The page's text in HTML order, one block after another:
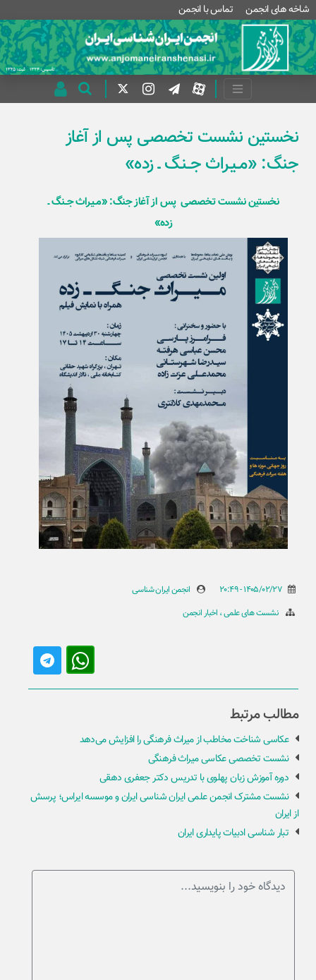
شاخه های انجمن تماس با انجمن
نخستین نشست تخصصی پس از آغاز
جنگ: «مــیـراث جــنـگ ـ زده»
نخستین نشست تخصصی پس از آغاز جنگ: «مــیـراث جــنـگ ـ
زده»
انجمن ایران شناسی
نشست های علمی اخبار انجمن
مطالب مرتبط
عکاسی شناخت مخاطب از میراث فرهنگی را افزایش می‌دهد
نشست تخصصی عکاسی میراث فرهنگی
دوره آموزش زبان پهلوی با تدریس دکتر جعفری دهقی
نشست مشترک انجمن علمی ایران شناسی ایران و موسسه ایراس؛ پرسش
از ایران
تبار شناسی ادبیات پایداری ایران